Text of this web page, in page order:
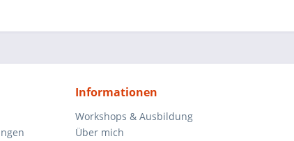
Informationen
Workshops & Ausbildung
Über mich